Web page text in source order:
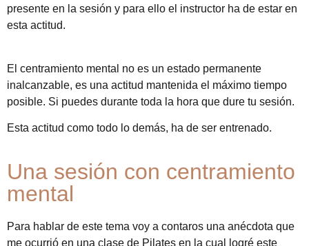
presente en la sesión y para ello el instructor ha de estar en
esta actitud.
El centramiento mental no es un estado permanente
inalcanzable, es una actitud mantenida el máximo tiempo
posible. Si puedes durante toda la hora que dure tu sesión.
Esta actitud como todo lo demás, ha de ser entrenado.
Una sesión con centramiento
mental
Para hablar de este tema voy a contaros una anécdota que
me ocurrió en una clase de Pilates en la cual logré este